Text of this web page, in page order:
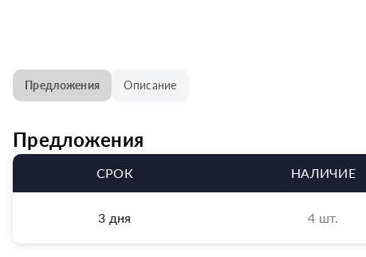
Предложения Описание
Предложения
СРОК НАЛИЧИЕ
3 дня 4 шт.